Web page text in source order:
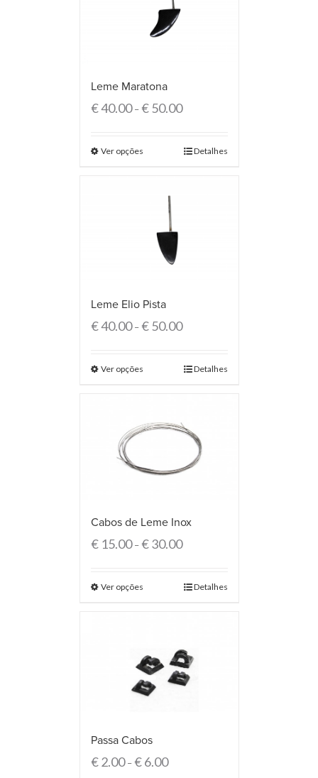
Leme Maratona
€40.00–€50.00
Ver opções Detalhes
Leme Elio Pista
€40.00–€50.00
Ver opções Detalhes
Cabos de Leme Inox
€15.00–€30.00
Ver opções Detalhes
Passa Cabos
€2.00–€6.00